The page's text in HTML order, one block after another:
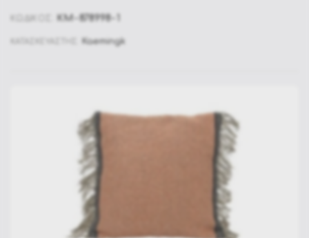
KM-878998-1
Kaemingk